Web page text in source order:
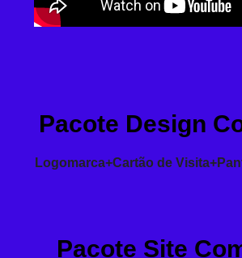
Pacote Design
Logomarca+Cartão de
Pacote Site